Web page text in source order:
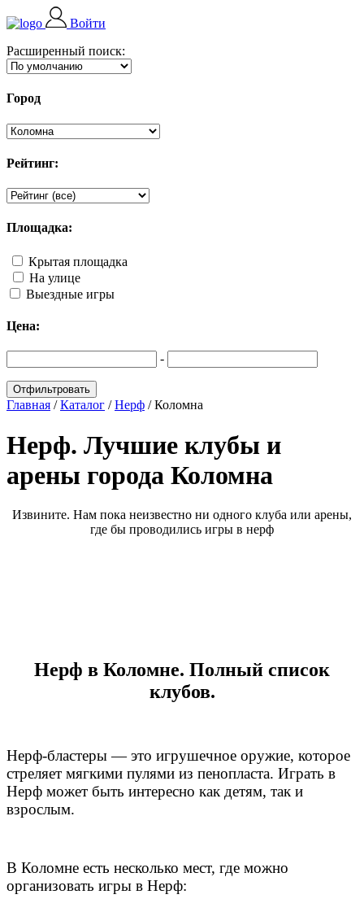
Войти
Расширенный поиск:
Город
Рейтинг:
Площадка:
Крытая площадка
На улице
Выездные игры
Цена:
-
Главная /Каталог /Нерф /Коломна
Нерф. Лучшие клубы и
арены города Коломна
Извините. Нам пока неизвестно ни одного клуба или арены,
где бы проводились игры в нерф
Нерф в Коломне. Полный список
клубов.
Нерф-бластеры — это игрушечное оружие, которое
стреляет мягкими пулями из пенопласта. Играть в
Нерф может быть интересно как детям, так и
взрослым.
В Коломне есть несколько мест, где можно
организовать игры в Нерф: